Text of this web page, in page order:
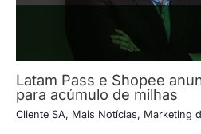
Latam Pass e Shopee
para acúmulo de milhas
Cliente SA, Mais Notícias, Marketing